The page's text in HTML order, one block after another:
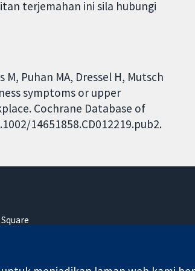
terjemahan ini sila hubungi
Puhan MA, Dressel H, Mutsch
symptoms or upper
Cochrane Database of
14651858.CD012219.pub2.